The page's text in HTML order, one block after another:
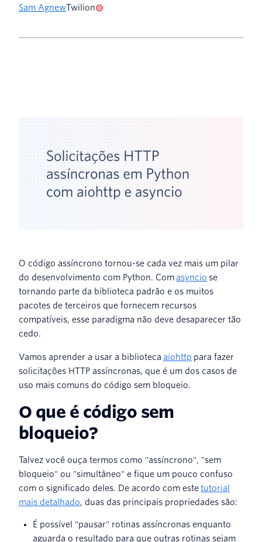
Sam AgnewTwilion
O código assíncrono tornou-se cada vez mais um pilar
do desenvolvimento com Python. Com asyncio se
tornando parte da biblioteca padrão e os muitos
pacotes de terceiros que fornecem recursos
compatíveis, esse paradigma não deve desaparecer tão
cedo.
Vamos aprender a usar a biblioteca aiohttp para fazer
solicitações HTTP assíncronas, que é um dos casos de
uso mais comuns do código sem bloqueio.
O que é código sem
bloqueio?
Talvez você ouça termos como "assíncrono", "sem
bloqueio" ou "simultâneo" e fique um pouco confuso
com o significado deles. De acordo com estetutorial
mais detalhado, duas das principais propriedades são:
É possível "pausar" rotinas assíncronas enquanto
aguarda o resultado para que outras rotinas sejam